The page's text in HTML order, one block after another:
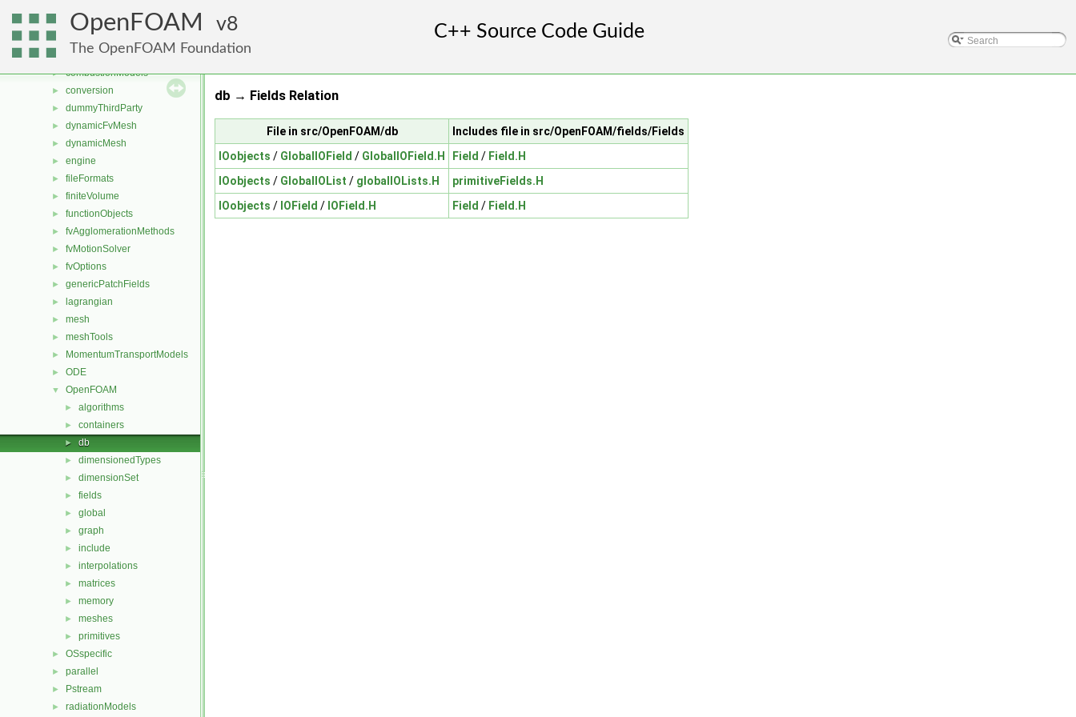
OpenFOAM 8
The OpenFOAM Foundation
applications
▼ src
► atmosphericModels
► combustionModels
► conversion
► dummyThirdParty
► dynamicFvMesh
► dynamicMesh
► engine
► fileFormats
► finiteVolume
► functionObjects
► fvAgglomerationMethods
► fvMotionSolver
► fvOptions
► genericPatchFields
► lagrangian
► mesh
► meshTools
► MomentumTransportModels
► ODE
▼ OpenFOAM
► algorithms
► containers
► db
► dimensionedTypes
► dimensionSet
► fields
► global
► graph
► include
► interpolations
► matrices
► memory
► meshes
► primitives
► OSspecific
► parallel
► Pstream
► radiationModels
db → Fields Relation
File in src/OpenFOAM/db
Includes file in src/OpenFOAM/fields/Fields
IOobjects / GlobalIOField / GlobalIOField.H Field / Field.H
IOobjects / GlobalIOList / globalIOLists.H
primitiveFields.H
IOobjects / IOField / IOField.H Field / Field.H